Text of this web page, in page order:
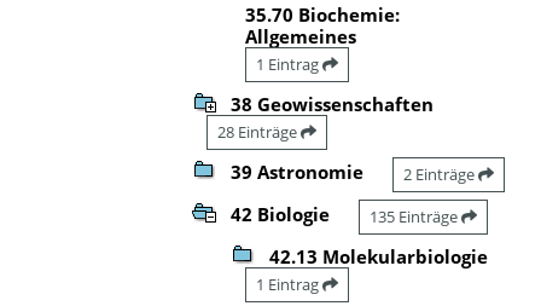
35.70 Biochemie:
Allgemeines
1 Eintrag
38 Geowissenschaften
28 Einträge
39 Astronomie 2 Einträge
42 Biologie 135 Einträge
42.13 Molekularbiologie
1 Eintrag